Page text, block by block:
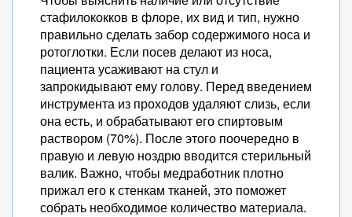
стафилококков в флоре, их вид и тип, нужно
правильно сделать забор содержимого носа и
ротоглотки. Если посев делают из носа,
пациента усаживают на стул и
запрокидывают ему голову. Перед введением
инструмента из проходов удаляют слизь, если
она есть, и обрабатывают его спиртовым
раствором (70%). После этого поочередно в
правую и левую ноздрю вводится стерильный
валик. Важно, чтобы медработник плотно
прижал его к стенкам тканей, это поможет
собрать необходимое количество материала.